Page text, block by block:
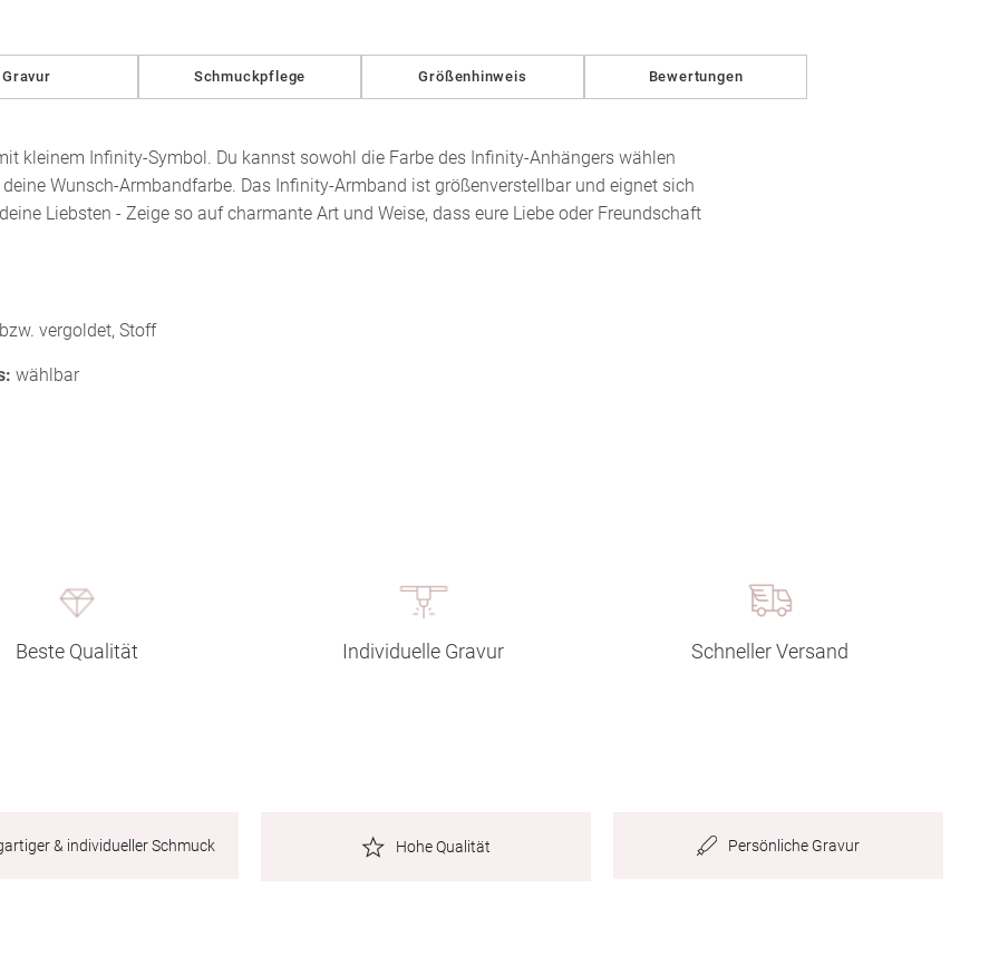
Gravur Schmuckpflege Größenhinweis Bewertungen
kleinem Infinity-Symbol. Du kannst sowohl die Farbe des Infinity-Anhängers wählen
Wunsch-Armbandfarbe. Das Infinity-Armband ist größenverstellbar und eignet sich
Liebsten - Zeige so auf charmante Art und Weise, dass eure Liebe oder Freundschaft
vergoldet, Stoff
wählbar
Beste Qualität Individuelle Gravur Schneller Versand
& individueller Schmuck Hohe Qualität Persönliche Gravur